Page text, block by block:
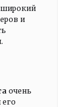
широкий
и
очень